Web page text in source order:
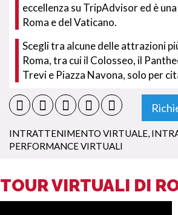
eccellenza su TripAdvisor ed è
Roma e del Vaticano.
Scegli tra alcune delle attrazioni
Roma, tra cui il Colosseo, il
Trevi e Piazza Navona, solo per
INTRATTENIMENTO VIRTUALE,
PERFORMANCE VIRTUALI
TOUR VIRTUALI DI